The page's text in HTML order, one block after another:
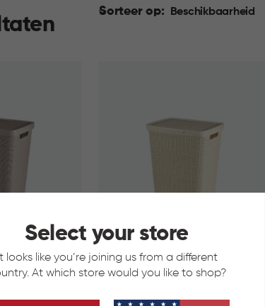
Select your store
It looks like you’re joining us from a different
At which store would you like to shop?
Sorteer op: Beschikbaarheid
- Taupe